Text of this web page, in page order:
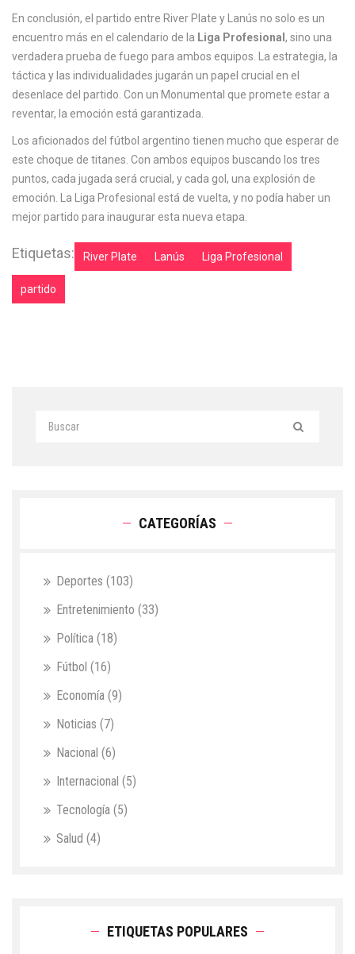
En conclusión, el partido entre River Plate y Lanús no solo es un
encuentro más en el calendario de la Liga Profesional , sino una
verdadera prueba de fuego para ambos equipos. La estrategia, la
táctica y las individualidades jugarán un papel crucial en el
desenlace del partido. Con un Monumental que promete estar a
reventar, la emoción está garantizada.
Los aficionados del fútbol argentino tienen mucho que esperar de
este choque de titanes. Con ambos equipos buscando los tres
puntos, cada jugada será crucial, y cada gol, una explosión de
emoción. La Liga Profesional está de vuelta, y no podía haber un
mejor partido para inaugurar esta nueva etapa.
Etiquetas: River Plate Lanús Liga Profesional
partido
CATEGORÍAS
Deportes (103)
Entretenimiento (33)
Política (18)
Fútbol (16)
Economía (9)
Noticias (7)
Nacional (6)
Internacional (5)
Tecnología (5)
Salud (4)
ETIQUETAS POPULARES